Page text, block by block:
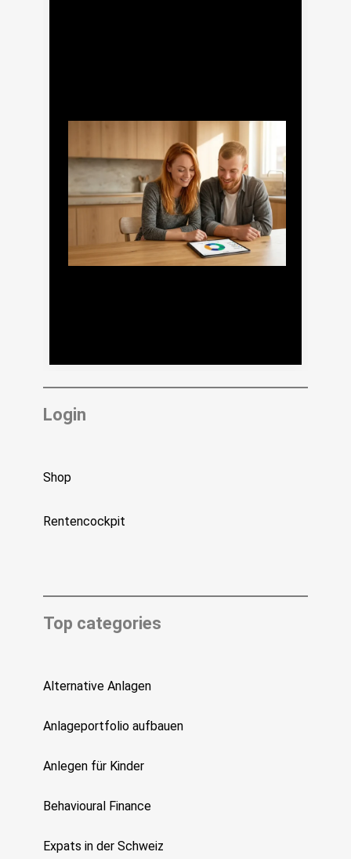
Login
Shop
Rentencockpit
Top categories
Alternative Anlagen
Anlageportfolio aufbauen
Anlegen für Kinder
Behavioural Finance
Expats in der Schweiz